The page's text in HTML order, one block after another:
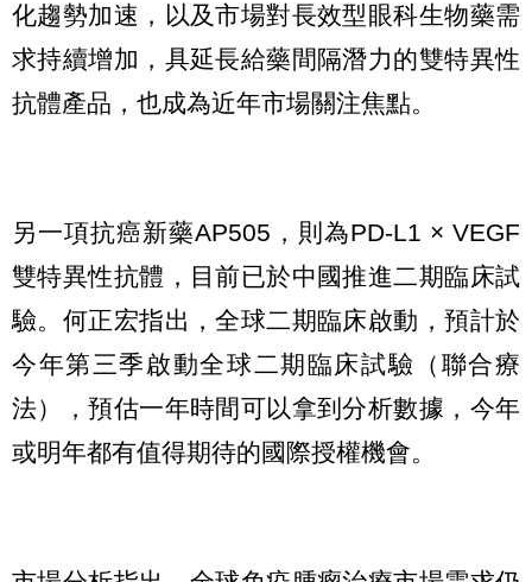
化趨勢加速，以及市場對長效型眼科生物藥需
求持續增加，具延長給藥間隔潛力的雙特異性
抗體產品，也成為近年市場關注焦點。
另一項抗癌新藥AP505，則為PD-L1 × VEGF
雙特異性抗體，目前已於中國推進二期臨床試
驗。何正宏指出，全球二期臨床啟動，預計於
今年第三季啟動全球二期臨床試驗（聯合療
法），預估一年時間可以拿到分析數據，今年
或明年都有值得期待的國際授權機會。